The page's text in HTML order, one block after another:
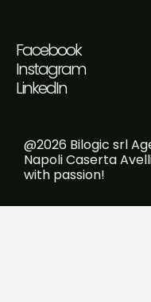
Facebook
Instagram
LinkedIn
@2026 Bilogic srl
Napoli Caserta
with passion!